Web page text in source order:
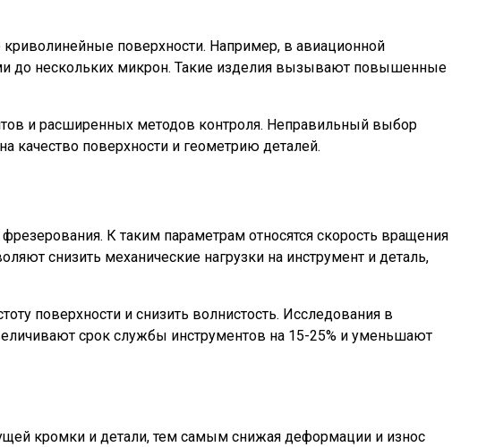
поверхности. Например, в авиационной
до нескольких микрон. Такие изделия вызывают повышенные
и расширенных методов контроля. Неправильный выбор
качество поверхности и геометрию деталей.
К таким параметрам относятся скорость вращения
снизить механические нагрузки на инструмент и деталь,
поверхности и снизить волнистость. Исследования в
срок службы инструментов на 15-25% и уменьшают
кромки и детали, тем самым снижая деформации и износ